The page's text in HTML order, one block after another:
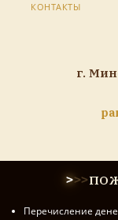
КОНТАКТЫ
г.
>>>
Перечисление